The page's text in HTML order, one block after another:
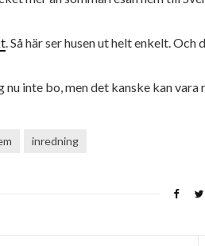
. Så här ser husen ut helt enkelt.
nu inte bo, men det kanske kan
inredning